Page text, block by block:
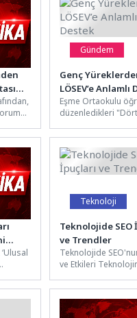
Bize
Gündem
Genç
LÖSEV’e Anlamlı
Eşme Ortaokulu
düzenledikleri
buluşturdu.
edilen...
Teknoloji
Teknolojide SEO
ve Trendler
Teknolojide
ve Etkileri
pazarlama
SEO'nun önemi